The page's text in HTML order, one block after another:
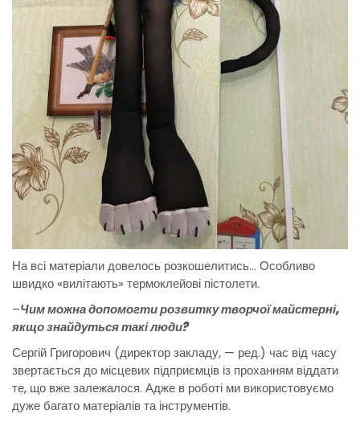
На всі матеріали довелось розкошелитись… Особливо
швидко «вилітають» термоклейові пістолети.
–Чим можна допомогти розвитку творчої майстерні,
якщо знайдуться такі люди?
Сергій Григорович (директор закладу, — ред.) час від часу
звертається до місцевих підприємців із проханням віддати
те, що вже залежалося. Адже в роботі ми використовуємо
дуже багато матеріалів та інструментів.